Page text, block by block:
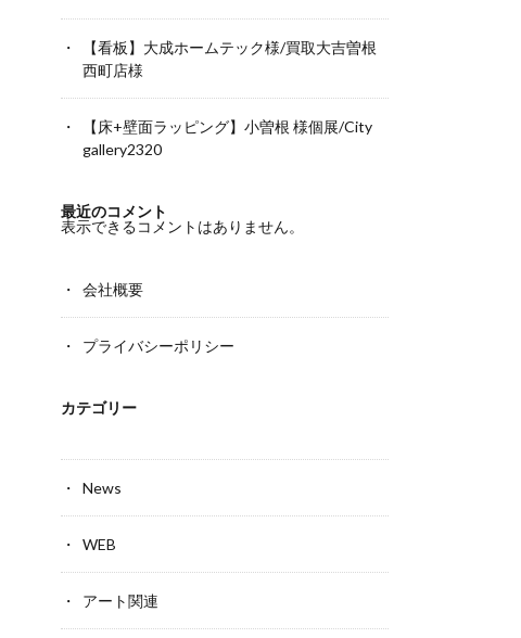
【看板】大成ホームテック様/買取大吉曽根
西町店様
【床+壁面ラッピング】小曽根 様個展/City
gallery2320
最近のコメント
表示できるコメントはありません。
会社概要
プライバシーポリシー
カテゴリー
News
WEB
アート関連